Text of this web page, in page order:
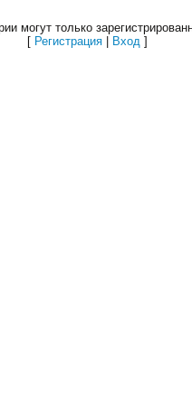
могут только
[ Регистрация Вход ]